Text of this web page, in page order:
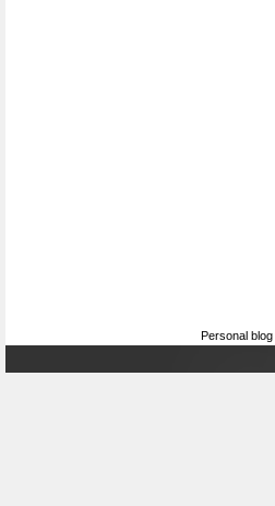
Personal blog